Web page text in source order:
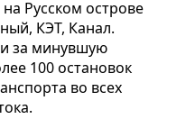
Русском острове
КЭТ, Канал.
за минувшую
100 остановок
во всех